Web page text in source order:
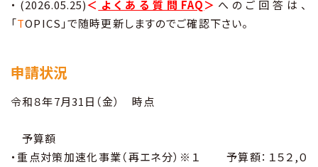
・(2026.05.25)＜ よくある質問FAQ＞ へのご回答は、
「TOPICS」で随時更新しますのでご確認下さい。
申請状況
令和８年7月31日（金） 時点
予算額
・重点対策加速化事業（再エネ分）※１ 予算額：１５２,０